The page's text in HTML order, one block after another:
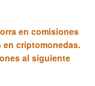
en comisiones
en criptomonedas.
al siguiente